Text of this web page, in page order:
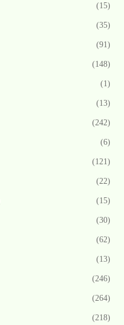
(15)
(35)
(91)
(148)
(1)
(13)
(242)
(6)
(121)
(22)
(15)
(30)
(62)
(13)
(246)
(264)
(218)